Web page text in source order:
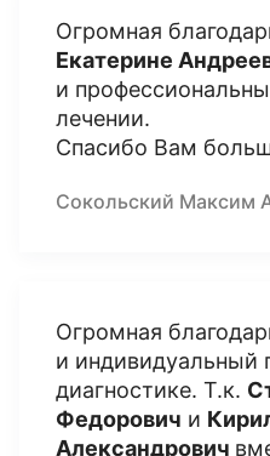
Огромная
Екатерине
и
лечении.
Спасибо Вам
Сокольский Максим
Огромная
и индивидуальный
диагностике. Т.к.
Федорович и
Александрович